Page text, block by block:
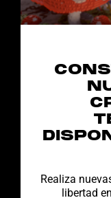
Realiza
libertad